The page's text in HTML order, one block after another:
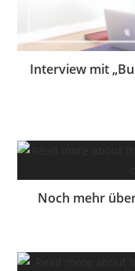
Interview mit
Noch mehr